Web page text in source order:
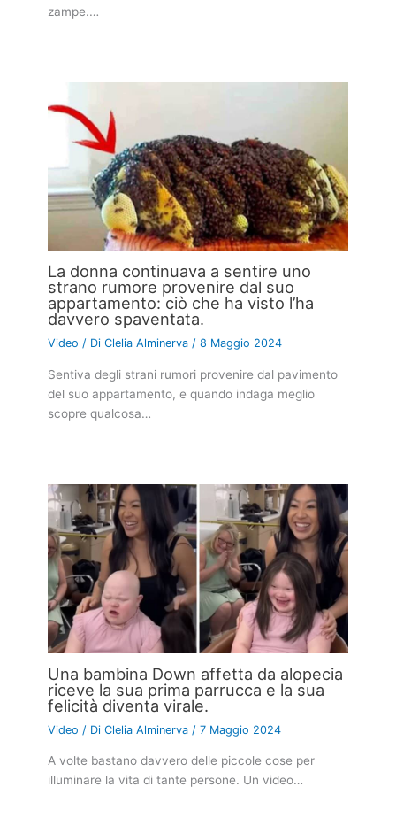
zampe.…
La donna continuava a sentire uno
strano rumore provenire dal suo
appartamento: ciò che ha visto l’ha
davvero spaventata.
Video / DiClelia Alminerva/8 Maggio 2024
Sentiva degli strani rumori provenire dal pavimento
del suo appartamento, e quando indaga meglio
scopre qualcosa…
Una bambina Down affetta da alopecia
riceve la sua prima parrucca e la sua
felicità diventa virale.
Video / DiClelia Alminerva /7 Maggio 2024
A volte bastano davvero delle piccole cose per
illuminare la vita di tante persone. Un video…